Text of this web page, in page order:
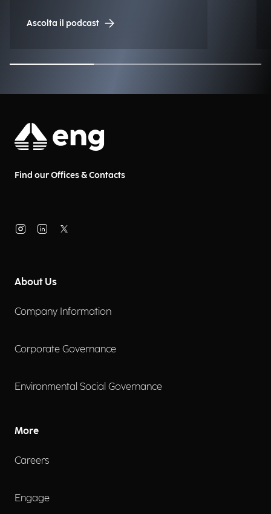
Ascolta il podcast
Find our Offices & Contacts
About Us
Company Information
Corporate Governance
Environmental Social Governance
More
Careers
Engage